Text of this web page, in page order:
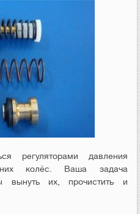
регуляторами давления
колёс. Ваша задача
вынуть их, прочистить и